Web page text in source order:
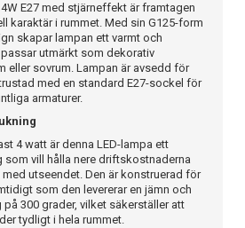
E27 med stjärneffekt är framtagen
karaktär i rummet. Med sin G125-form
skapar lampan ett varmt och
utmärkt som dekorativ
eller sovrum. Lampan är avsedd för
med en standard E27-sockel för
armaturer.
4 watt är denna LED-lampa ett
vill hålla nere driftskostnaderna
utseendet. Den är konstruerad för
som den levererar en jämn och
300 grader, vilket säkerställer att
tydligt i hela rummet.